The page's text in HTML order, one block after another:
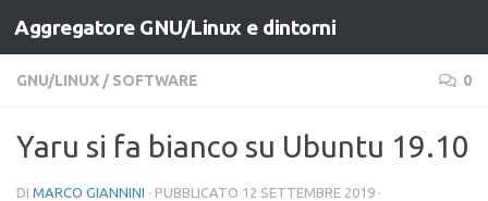
Salta al contenuto
Aggregatore GNU/Linux e dintorni
GNU/LINUX / SOFTWARE 0
Yaru si fa bianco su Ubuntu 19.10
DI MARCO GIANNINI · PUBBLICATO 12 SETTEMBRE 2019 ·